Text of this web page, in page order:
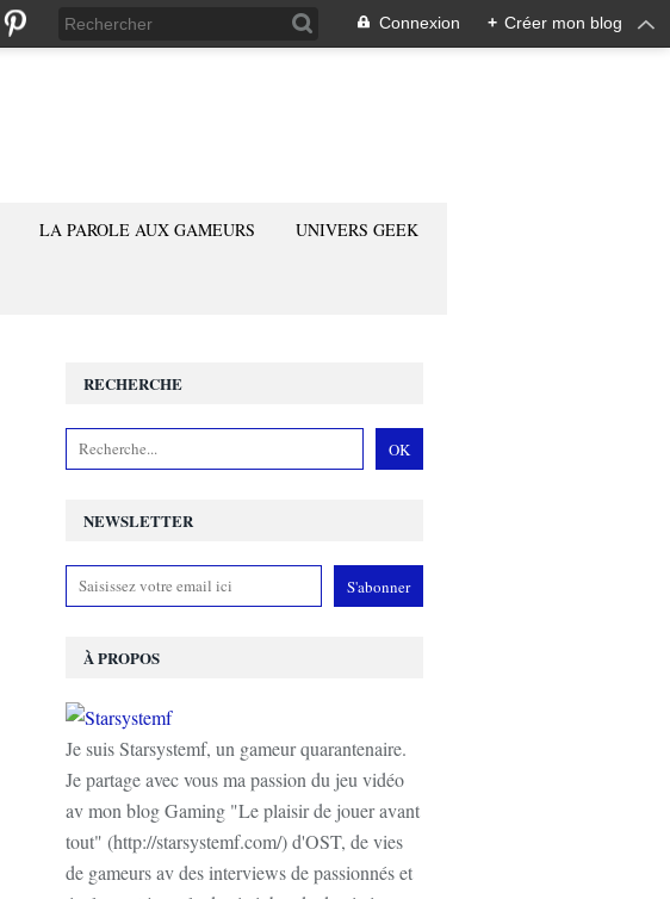
Connexion + Créer mon blog
LA PAROLE AUX GAMEURS UNIVERS GEEK
NEWSLETTER
RECHERCHE
À PROPOS
Je suis Starsystemf, un gameur quarantenaire.
Je partage avec vous ma passion du jeu vidéo
av mon blog Gaming "Le plaisir de jouer avant
tout" (http://starsystemf.com/) d'OST, de vies
de gameurs av des interviews de passionnés et